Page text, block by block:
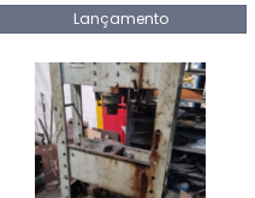
Lançamento